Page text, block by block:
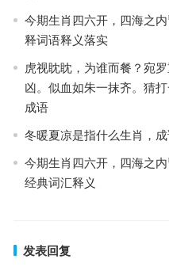
今期生肖四六开，四海之
释词语释义落实
虎视眈眈，为谁而餐？宛
凶。似血如朱一抹齐。猜
成语
冬暖夏凉是指什么生肖，
今期生肖四六开，四海之
经典词汇释义
发表回复